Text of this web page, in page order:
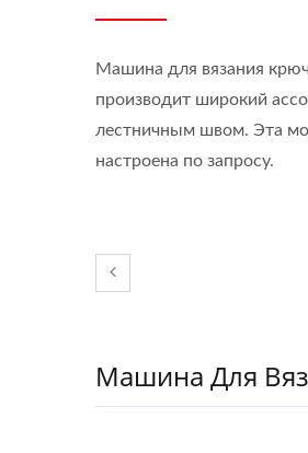
Машина для вязания
производит широкий
лестничным швом. Эта
настроена по запросу.
Машина Для